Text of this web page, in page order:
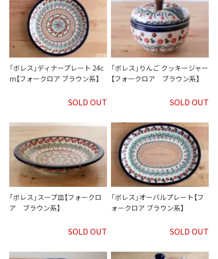
「ボレス」ディナープレート 24c
m【フォークロア ブラウン系】
SOLD OUT
「ボレス」りんご クッキージャー
【フォークロア ブラウン系】
SOLD OUT
「ボレス」スープ皿【フォークロ
ア ブラウン系】
SOLD OUT
「ボレス」オーバルプレート【フ
ォークロア ブラウン系】
SOLD OUT